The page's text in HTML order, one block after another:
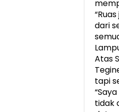
dari
Atas
tapi
tidak